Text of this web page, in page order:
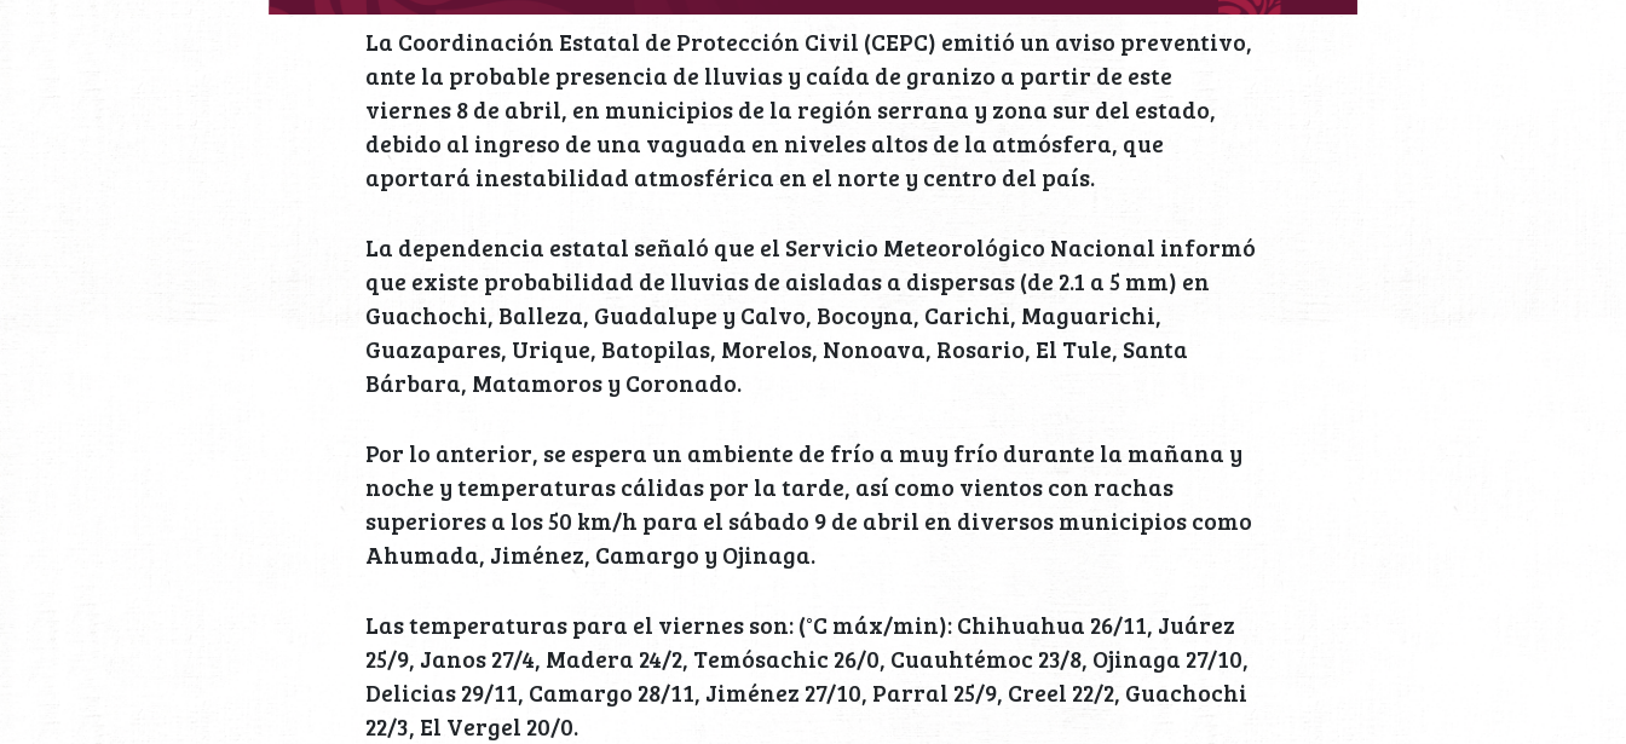
La Coordinación Estatal de Protección Civil (CEPC) emitió un aviso preventivo,
ante la probable presencia de lluvias y caída de granizo a partir de este
viernes 8 de abril, en municipios de la región serrana y zona sur del estado,
debido al ingreso de una vaguada en niveles altos de la atmósfera, que
aportará inestabilidad atmosférica en el norte y centro del país.
La dependencia estatal señaló que el Servicio Meteorológico Nacional informó
que existe probabilidad de lluvias de aisladas a dispersas (de 2.1 a 5 mm) en
Guachochi, Balleza, Guadalupe y Calvo, Bocoyna, Carichi, Maguarichi,
Guazapares, Urique, Batopilas, Morelos, Nonoava, Rosario, El Tule, Santa
Bárbara, Matamoros y Coronado.
Por lo anterior, se espera un ambiente de frío a muy frío durante la mañana y
noche y temperaturas cálidas por la tarde, así como vientos con rachas
superiores a los 50 km/h para el sábado 9 de abril en diversos municipios como
Ahumada, Jiménez, Camargo y Ojinaga.
Las temperaturas para el viernes son: (°C máx/min): Chihuahua 26/11, Juárez
25/9, Janos 27/4, Madera 24/2, Temósachic 26/0, Cuauhtémoc 23/8, Ojinaga 27/10,
Delicias 29/11, Camargo 28/11, Jiménez 27/10, Parral 25/9, Creel 22/2, Guachochi
22/3, El Vergel 20/0.